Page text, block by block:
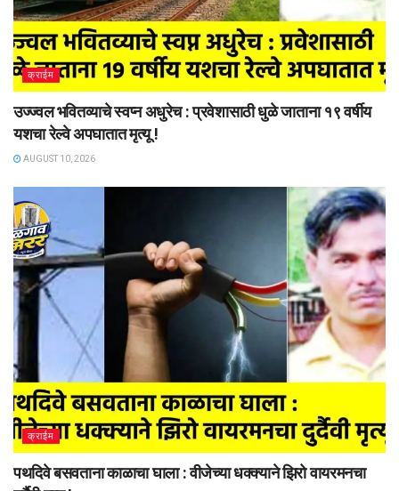
क्राईम
उज्ज्वल भवितव्याचे स्वप्न अधुरेच : प्रवेशासाठी धुळे जाताना १९ वर्षीय
यशचा रेल्वे अपघातात मृत्यू !
AUGUST 10, 2026
क्राईम
पथदिवे बसवताना काळाचा घाला : वीजेच्या धक्क्याने झिरो वायरमनचा